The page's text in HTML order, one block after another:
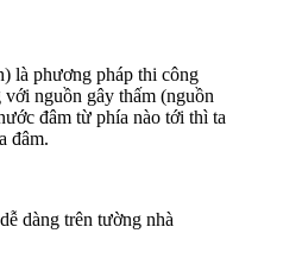
là phương pháp thi công
nguồn gây thấm (nguồn
đâm từ phía nào tới thì ta
đâm.